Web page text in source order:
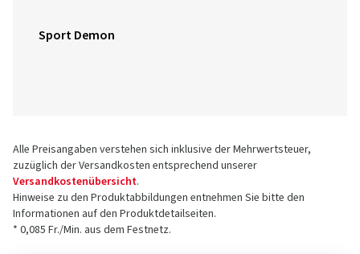
Sport Demon
Alle Preisangaben verstehen sich inklusive der Mehrwertsteuer,
zuzüglich der Versandkosten entsprechend unserer
Versandkostenübersicht.
Hinweise zu den Produktabbildungen entnehmen Sie bitte den
Informationen auf den Produktdetailseiten.
* 0,085 Fr./Min. aus dem Festnetz.